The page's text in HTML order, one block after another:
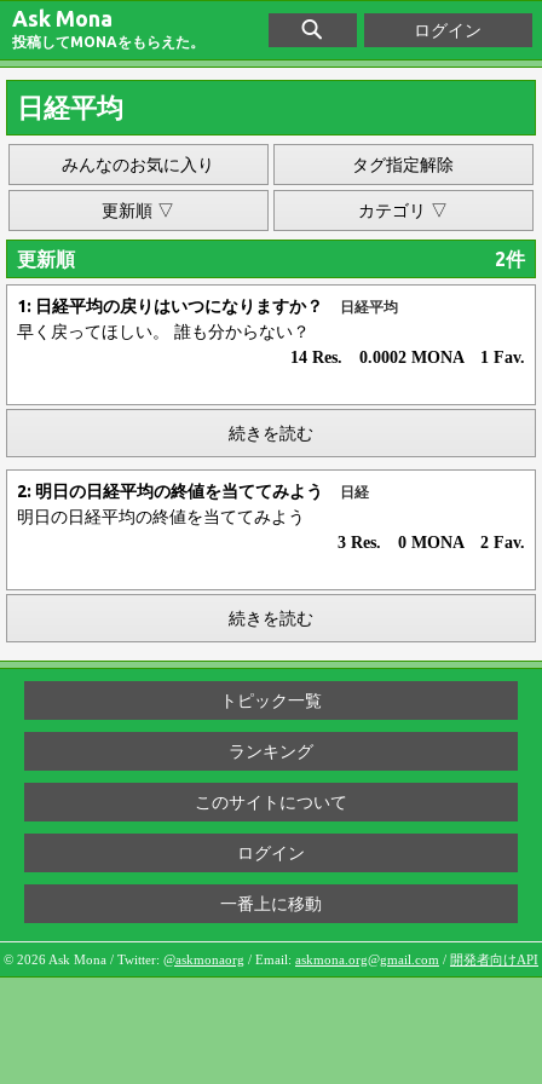
Ask Mona
投稿してMONAをもらえた。
ログイン
日経平均
みんなのお気に入り タグ指定解除
更新順 ▽ カテゴリ ▽
更新順 2件
1: 日経平均の戻りはいつになりますか？ 日経平均
早く戻ってほしい。 誰も分からない？
14 Res. 0.0002 MONA 1 Fav.
続きを読む
2: 明日の日経平均の終値を当ててみよう 日経
明日の日経平均の終値を当ててみよう
3 Res. 0 MONA 2 Fav.
続きを読む
トピック一覧
ランキング
このサイトについて
ログイン
一番上に移動
© 2026 Ask Mona / Twitter: @askmonaorg / Email: askmona.org@gmail.com / 開発者向けAPI